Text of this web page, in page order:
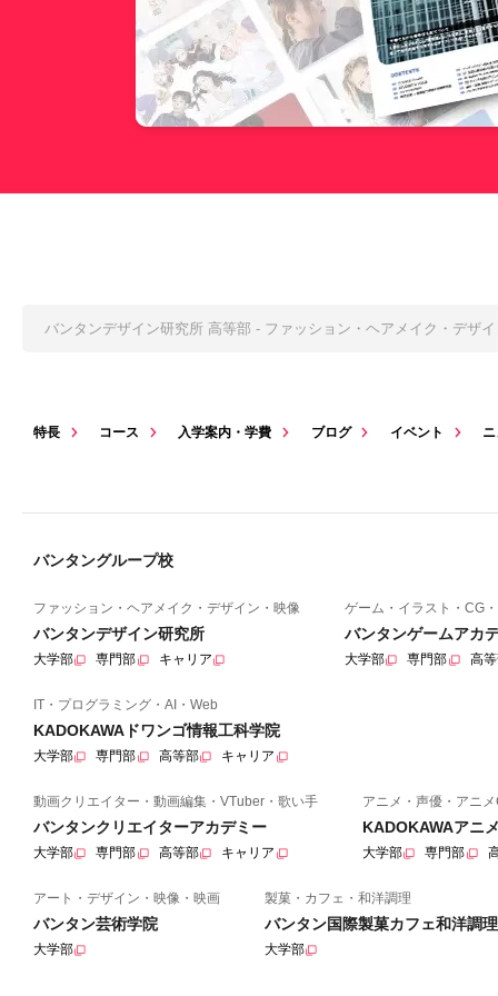
バンタンデザイン研究所 高等部 - ファッション・ヘアメイク・デザ
特長 コース 入学案内・学費 ブログ イベント
バンタングループ校
ファッション・ヘアメイク・デザイン・映像
バンタンデザイン研究所
大学部 専門部 キャリア
ゲーム・イラスト・CG
バンタンゲームアカ
大学部 専門部 高
IT・プログラミング・AI・Web
KADOKAWAドワンゴ情報工科学院
大学部 専門部 高等部 キャリア
動画クリエイター・動画編集・VTuber・歌い手
バンタンクリエイターアカデミー
大学部 専門部 高等部 キャリア
アニメ・声優・アニ
KADOKAWAアニ
大学部 専門部
アート・デザイン・映像・映画
バンタン芸術学院
大学部
製菓・カフェ・和洋調理
バンタン国際製菓カフェ和洋調
大学部